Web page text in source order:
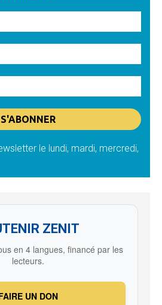
le lundi, mardi, mercredi,
ZENIT
en 4 langues, financé par les
lecteurs.
UN DON